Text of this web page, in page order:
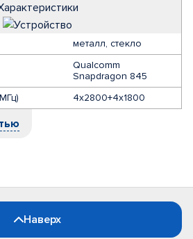
металл, стекло
Qualcomm
Snapdragon 845
4х2800+4х1800
Наверх